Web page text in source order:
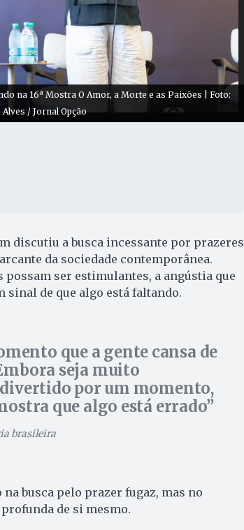
na 16ª Mostra O Amor, a Morte e as Paixões | Foto:
/ Jornal Opção
discutiu a busca incessante por prazeres
da sociedade contemporânea.
possam ser estimulantes, a angústia que
sinal de que algo está faltando.
que a gente cansa de
seja muito
por um momento,
que algo está errado
brasileira
busca pelo prazer fugaz, mas no
de si mesmo.